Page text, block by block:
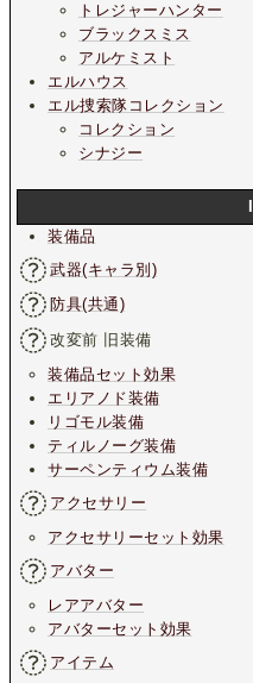
トレジャーハンター
ブラックスミス
アルケミスト
エルハウス
エル捜索隊コレクション
コレクション
シナジー
装備品
武器(キャラ別)
防具(共通)
改変前 旧装備
装備品セット効果
エリアノド装備
リゴモル装備
ティルノーグ装備
サーペンティウム装備
アクセサリー
アクセサリーセット効果
アバター
レアアバター
アバターセット効果
アイテム